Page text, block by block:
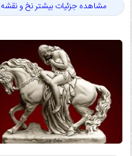
مشاهده جزئیات بیشتر نخ و نقشه